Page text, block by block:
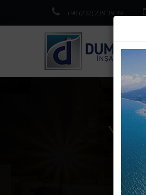
+90 (232) 239 39 39